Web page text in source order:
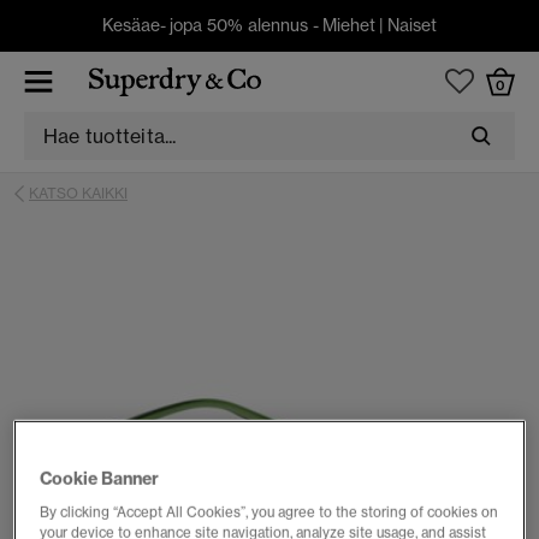
Kesäae- jopa 50% alennus - Miehet | Naiset
0
KATSO KAIKKI
Cookie Banner
By clicking “Accept All Cookies”, you agree to the storing of cookies on
your device to enhance site navigation, analyze site usage, and assist